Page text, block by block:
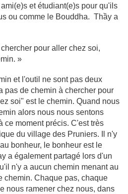
et étudiant(e)s pour qu'ils
ou comme le Bouddha. Thầy a
pour aller chez soi,
»
et l'outil ne sont pas deux
pas de chemin à chercher pour
soi" est le chemin. Quand nous
alors nous nous sentons
ce moment précis. C'est très
du village des Pruniers. Il n'y
bonheur, le bonheur est le
a également partagé lors d'un
n'y a aucun chemin menant au
chemin. Chaque pas, chaque
nous ramener chez nous, dans